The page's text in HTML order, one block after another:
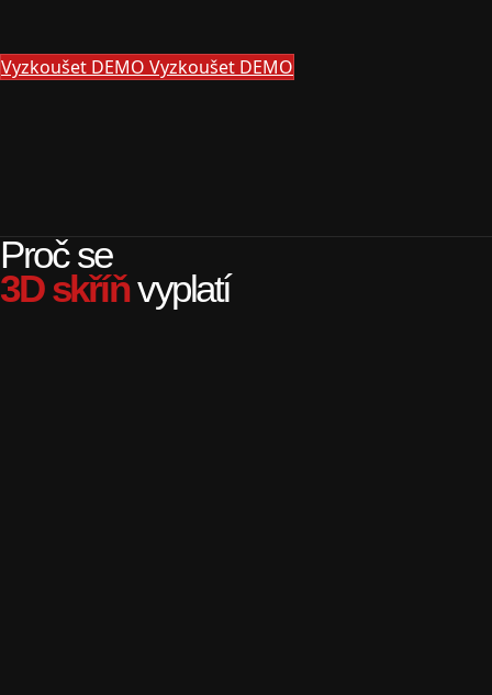
Vyzkoušet DEMO Vyzkoušet DEMO
Proč se
3D skříňvyplatí